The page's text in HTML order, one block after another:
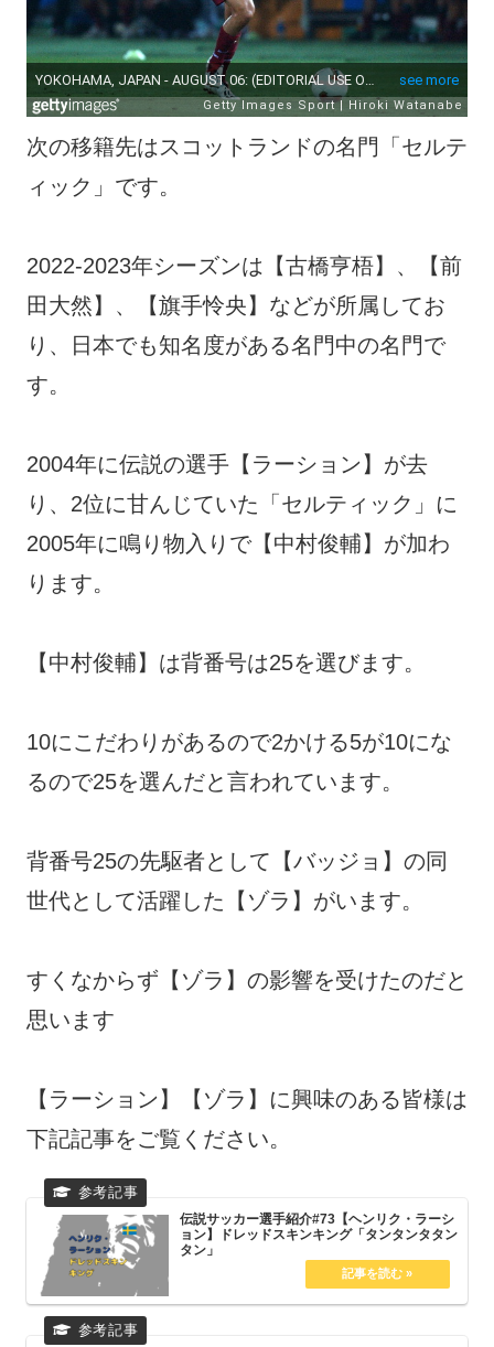
次の移籍先はスコットランドの名門「セルテ
ィック」です。
2022-2023年シーズンは【古橋亨梧】、【前
田大然】、【旗手怜央】などが所属してお
り、日本でも知名度がある名門中の名門で
す。
2004年に伝説の選手【ラーション】が去
り、2位に甘んじていた「セルティック」に
2005年に鳴り物入りで【中村俊輔】が加わ
ります。
【中村俊輔】は背番号は25を選びます。
10にこだわりがあるので2かける5が10にな
るので25を選んだと言われています。
背番号25の先駆者として【バッジョ】の同
世代として活躍した【ゾラ】がいます。
すくなからず【ゾラ】の影響を受けたのだと
思います
【ラーション】【ゾラ】に興味のある皆様は
下記記事をご覧ください。
伝説サッカー選手紹介#73【ヘンリク・ラーシ
ョン】ドレッドスキンキング「タンタンタタン
タン」